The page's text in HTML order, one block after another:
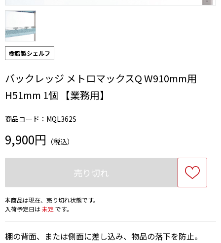
樹脂製シェルフ
バックレッジ メトロマックスQ W910mm用
H51mm 1個 【業務用】
商品コード：MQL362S
9,900円 （税込）
売り切れ
本商品は現在、売り切れ状態です。
入荷予定日は未定 です。
棚の背面、または側面に差し込み、物品の落下を防止。